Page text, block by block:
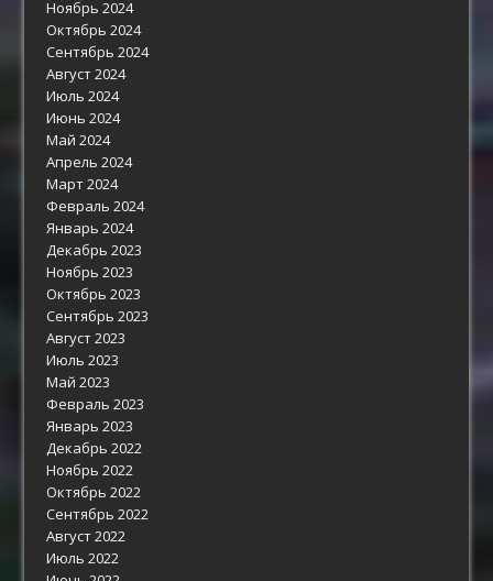
Ноябрь 2024
Октябрь 2024
Сентябрь 2024
Август 2024
Июль 2024
Июнь 2024
Май 2024
Апрель 2024
Март 2024
Февраль 2024
Январь 2024
Декабрь 2023
Ноябрь 2023
Октябрь 2023
Сентябрь 2023
Август 2023
Июль 2023
Май 2023
Февраль 2023
Январь 2023
Декабрь 2022
Ноябрь 2022
Октябрь 2022
Сентябрь 2022
Август 2022
Июль 2022